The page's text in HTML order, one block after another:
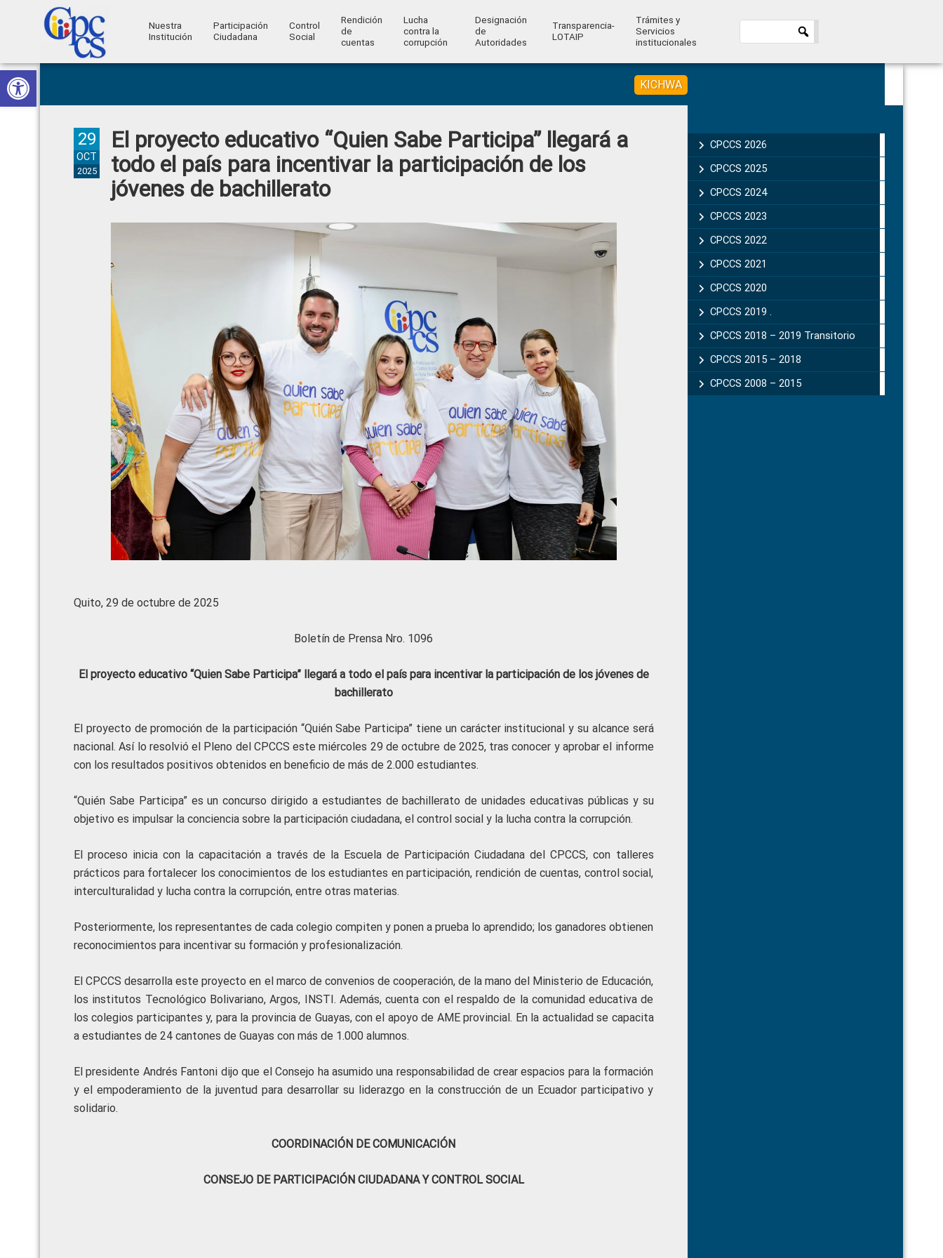
Abrir barra de herramientas
Skip
to
primary
Skip
to
main
Skip
to
primary
Skip
to
footer
Ciudadana
Control
Ciudadano
Nuestra
Institución
Participación
Ciudadana
Control
Social
Rendición
de
cuentas
Lucha
contra la
corrupción
Designación
de
Autoridades
Transparencia-
LOTAIP
Trámites y
Servicios
institucionales
KICHWA
El proyecto educativo “Quien Sabe Participa” llegará a
todo el país para incentivar la participación de los
jóvenes de bachillerato
29
OCT
2025
Quito, 29 de octubre de 2025
Boletín de Prensa Nro. 1096
El proyecto educativo “Quien Sabe Participa” llegará a todo el país para incentivar la participación de los jóvenes de
bachillerato
El proyecto de promoción de la participación “Quién Sabe Participa” tiene un carácter institucional y su alcance será
nacional. Así lo resolvió el Pleno del CPCCS este miércoles 29 de octubre de 2025, tras conocer y aprobar el informe
con los resultados positivos obtenidos en beneficio de más de 2.000 estudiantes.
“Quién Sabe Participa” es un concurso dirigido a estudiantes de bachillerato de unidades educativas públicas y su
objetivo es impulsar la conciencia sobre la participación ciudadana, el control social y la lucha contra la corrupción.
El proceso inicia con la capacitación a través de la Escuela de Participación Ciudadana del CPCCS, con talleres
prácticos para fortalecer los conocimientos de los estudiantes en participación, rendición de cuentas, control social,
interculturalidad y lucha contra la corrupción, entre otras materias.
Posteriormente, los representantes de cada colegio compiten y ponen a prueba lo aprendido; los ganadores obtienen
reconocimientos para incentivar su formación y profesionalización.
El CPCCS desarrolla este proyecto en el marco de convenios de cooperación, de la mano del Ministerio de Educación,
los institutos Tecnológico Bolivariano, Argos, INSTI. Además, cuenta con el respaldo de la comunidad educativa de
los colegios participantes y, para la provincia de Guayas, con el apoyo de AME provincial. En la actualidad se capacita
a estudiantes de 24 cantones de Guayas con más de 1.000 alumnos.
El presidente Andrés Fantoni dijo que el Consejo ha asumido una responsabilidad de crear espacios para la formación
y el empoderamiento de la juventud para desarrollar su liderazgo en la construcción de un Ecuador participativo y
solidario.
COORDINACIÓN DE COMUNICACIÓN
CONSEJO DE PARTICIPACIÓN CIUDADANA Y CONTROL SOCIAL
Sidebar
CPCCS 2026
CPCCS 2025
CPCCS 2024
CPCCS 2023
CPCCS 2022
CPCCS 2021
CPCCS 2020
CPCCS 2019 .
CPCCS 2018 – 2019 Transitorio
CPCCS 2015 – 2018
CPCCS 2008 – 2015